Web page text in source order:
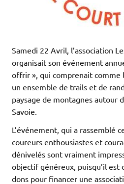
Samedi 22 Avril, l’association
organisait son événement
offrir », qui comprenait comme
un ensemble de trails et de
paysage de montagnes autour
Savoie.
L’événement, qui a rassemblé
coureurs enthousiastes et
dénivelés sont vraiment
objectif généreux, puisqu’il est
dons pour financer une